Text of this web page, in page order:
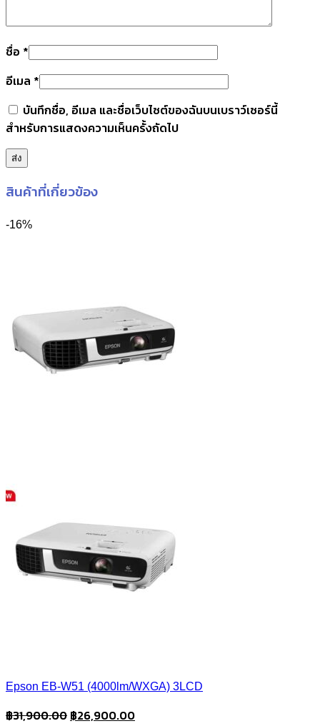
ชื่อ *
อีเมล *
บันทึกชื่อ, อีเมล และชื่อเว็บไซต์ของฉันบนเบราว์เซอร์นี้
สำหรับการแสดงความเห็นครั้งถัดไป
สินค้าที่เกี่ยวข้อง
-16%
Epson EB-W51 (4000lm/WXGA) 3LCD
฿31,900.00 Original
฿26,900.00Current